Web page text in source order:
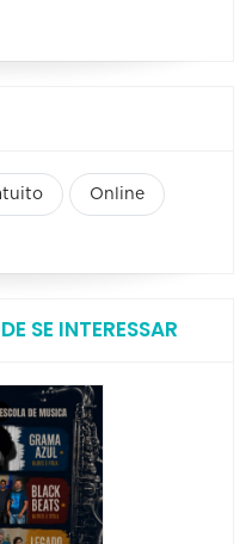
Online
SE INTERESSAR